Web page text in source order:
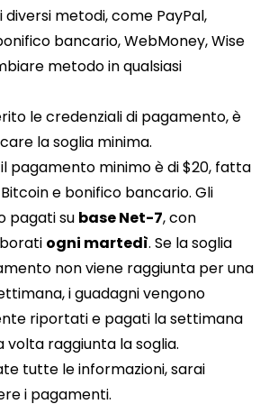
diversi metodi, come PayPal,
bancario, WebMoney, Wise
metodo in qualsiasi
le credenziali di pagamento, è
la soglia minima.
pagamento minimo è di $20, fatta
e bonifico bancario. Gli
pagati su base Net-7, con
ogni martedì. Se la soglia
non viene raggiunta per una
i guadagni vengono
riportati e pagati la settimana
volta raggiunta la soglia.
tutte le informazioni, sarai
i pagamenti.